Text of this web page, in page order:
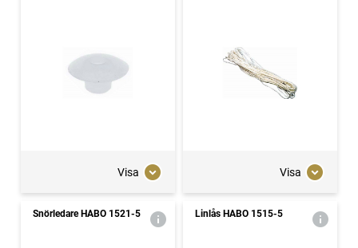
Visa Visa
Snörledare HABO 1521-5 Linlås HABO 1515-5